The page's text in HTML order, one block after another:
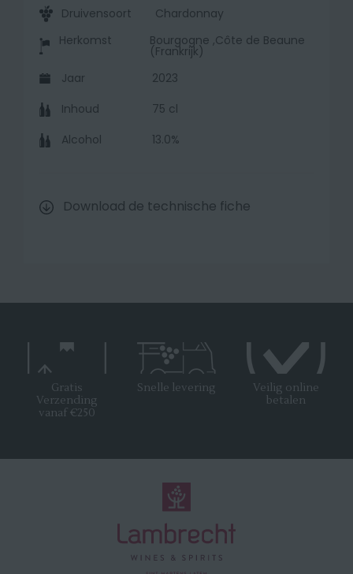
Druivensoort
Chardonnay
Herkomst
Bourgogne ,Côte de Beaune
(Frankrijk)
Jaar
2023
Inhoud
75 cl
Alcohol
13.0%
Download de technische fiche
Gratis
Verzending
vanaf €250
Snelle levering
Veilig online
betalen